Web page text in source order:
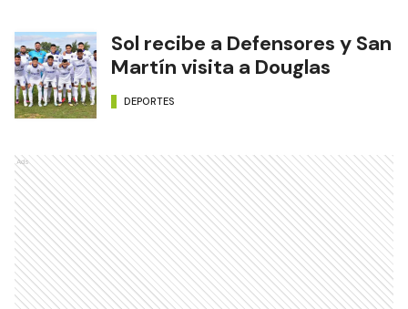
Sol recibe a Defensores y San
Martín visita a Douglas
DEPORTES
Ads